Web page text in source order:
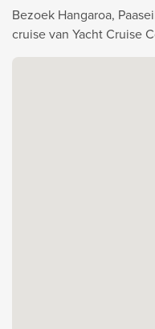
Bezoek Hangaroa,
cruise van Yacht Cruise